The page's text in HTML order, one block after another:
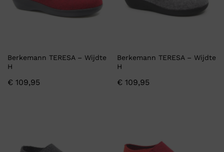
Berkemann TERESA – Wijdte
H
€ 109,95
Berkemann TERESA – Wijdte
H
€ 109,95